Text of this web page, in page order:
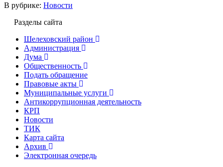
В рубрике: Новости
Разделы сайта
Шелеховский район
Администрация
Дума
Общественность
Подать обращение
Правовые акты
Муниципальные услуги
Антикоррупционная деятельность
КРП
Новости
ТИК
Карта сайта
Архив
Электронная очередь